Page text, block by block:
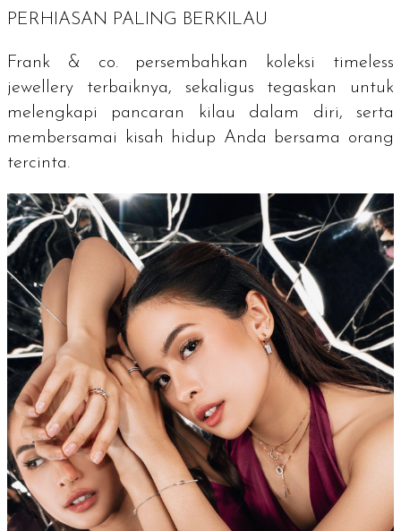
PERHIASAN PALING BERKILAU
Frank & co. persembahkan koleksi timeless
jewellery terbaiknya, sekaligus tegaskan untuk
melengkapi pancaran kilau dalam diri, serta
membersamai kisah hidup Anda bersama orang
tercinta.